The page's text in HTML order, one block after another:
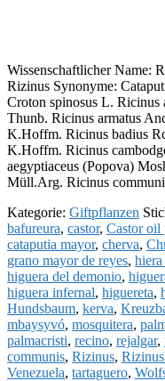
Wissenschaftlicher Name:
Rizinus Synonyme:
Croton spinosus L.
Thunb. Ricinus armatus
K.Hoffm. Ricinus badius
K.Hoffm. Ricinus
aegyptiaceus (Popova)
Müll.Arg. Ricinus
Kategorie: Giftpflanzen
bafureura, castor, Castor oil
cataputia mayor, cherva,
grano mayor de reyes,
higuera del demonio,
higuera infernal, higuereta,
Hundsbaum, kerva,
mbaysyvó, mosquitera,
palmacristi, recino, rejalgar,
communis, Rizinus,
Venezuela, tartaguero,